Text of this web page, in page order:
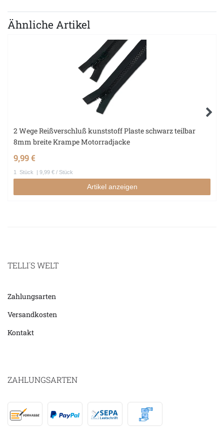
Ähnliche Artikel
2 Wege Reißverschluß kunststoff Plaste schwarz teilbar
8mm breite Krampe Motorradjacke
9,99 €
1 Stück | 9,99 € / Stück
Artikel anzeigen
TELLI´S WELT
Zahlungsarten
Versandkosten
Kontakt
ZAHLUNGSARTEN